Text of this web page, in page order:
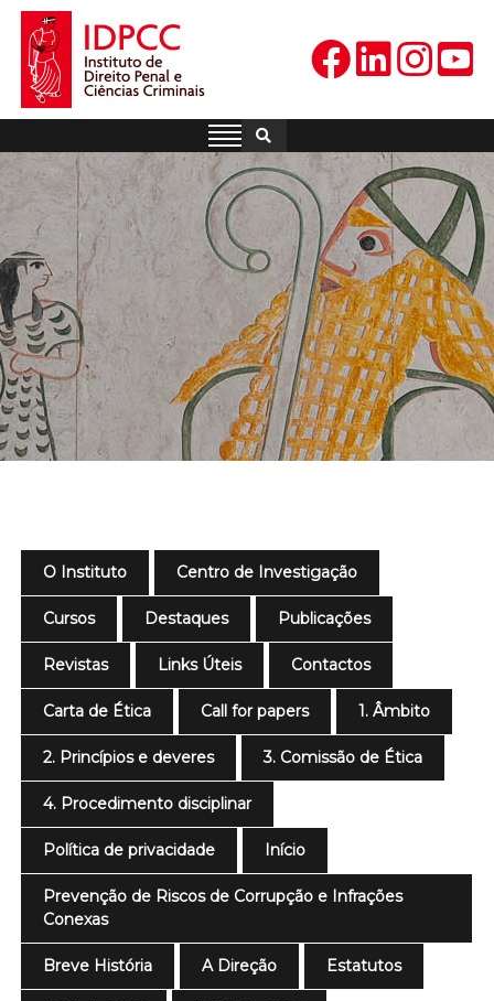
Skip
content
IDPCC
Instituto de Direito Penal e
O Instituto Centro de Investigação
Cursos Destaques Publicações
Revistas Links Úteis Contactos
Carta de Ética Call for papers 1. Âmbito
2. Princípios e deveres 3. Comissão de Ética
4. Procedimento disciplinar
Política de privacidade Início
Prevenção de Riscos de Corrupção e Infrações
Conexas
Breve História A Direção Estatutos